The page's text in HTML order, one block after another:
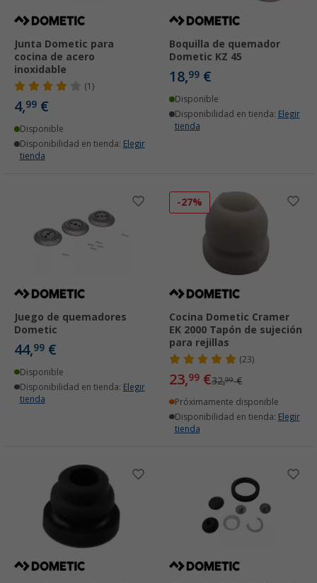
Junta Dometic para
cocina de acero
inoxidable
(1)
4,99 €
Disponible
Disponibilidad en tienda: Elegir
tienda
Boquilla de quemador
Dometic KZ 45
18,99 €
Disponible
Disponibilidad en tienda: Elegir
tienda
Juego de quemadores
Dometic
44,99 €
Disponible
Disponibilidad en tienda: Elegir
tienda
-27%
Cocina Dometic Cramer
EK 2000 Tapón de sujeción
para rejillas
(23)
23,99 €32,99€
Próximamente disponible
Disponibilidad en tienda: Elegir
tienda